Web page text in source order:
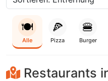
🍽️
Alle
🍕
Pizza
🍔
Burger
Restaurants